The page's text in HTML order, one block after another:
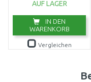
AUF LAGER
IN DEN
WARENKORB
Vergleichen